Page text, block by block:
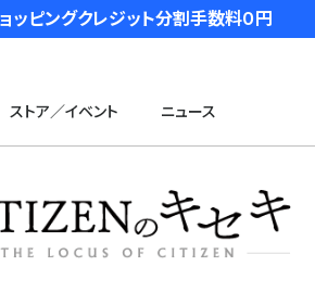
ッピングクレジット分割手数料０円
ストア／イベント ニュース